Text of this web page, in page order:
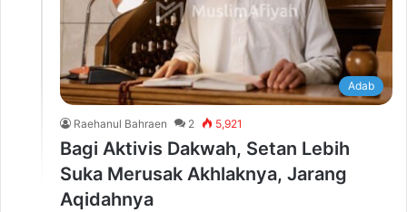
Adab
Raehanul Bahraen 2 5,921
Bagi Aktivis Dakwah, Setan Lebih
Suka Merusak Akhlaknya, Jarang
Aqidahnya